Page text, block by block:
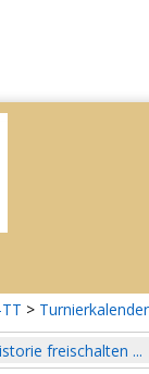
> Turnierkalender
freischalten ...